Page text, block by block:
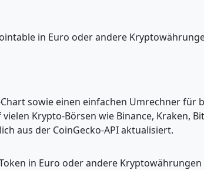
in Euro oder andere
sowie einen einfachen Umrechner für
Krypto-Börsen wie Binance, Kraken,
aus der CoinGecko-API aktualisiert.
in Euro oder andere